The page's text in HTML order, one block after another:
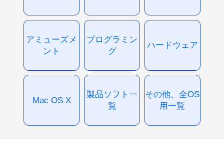
アミューズメ
ント
プログラミン
グ
ハードウェア
Mac OS X
製品ソフト一
覧
その他、全OS
用一覧